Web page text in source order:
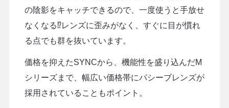
の陰影をキャッチできるので、一度使うと手放せ
なくなる⁉レンズに歪みがなく、すぐに目が慣れ
る点でも群を抜いています。
価格を抑えたSYNCから、機能性を盛り込んだM
シリーズまで、幅広い価格帯にパシーブレンズが
採用されていることもポイント。